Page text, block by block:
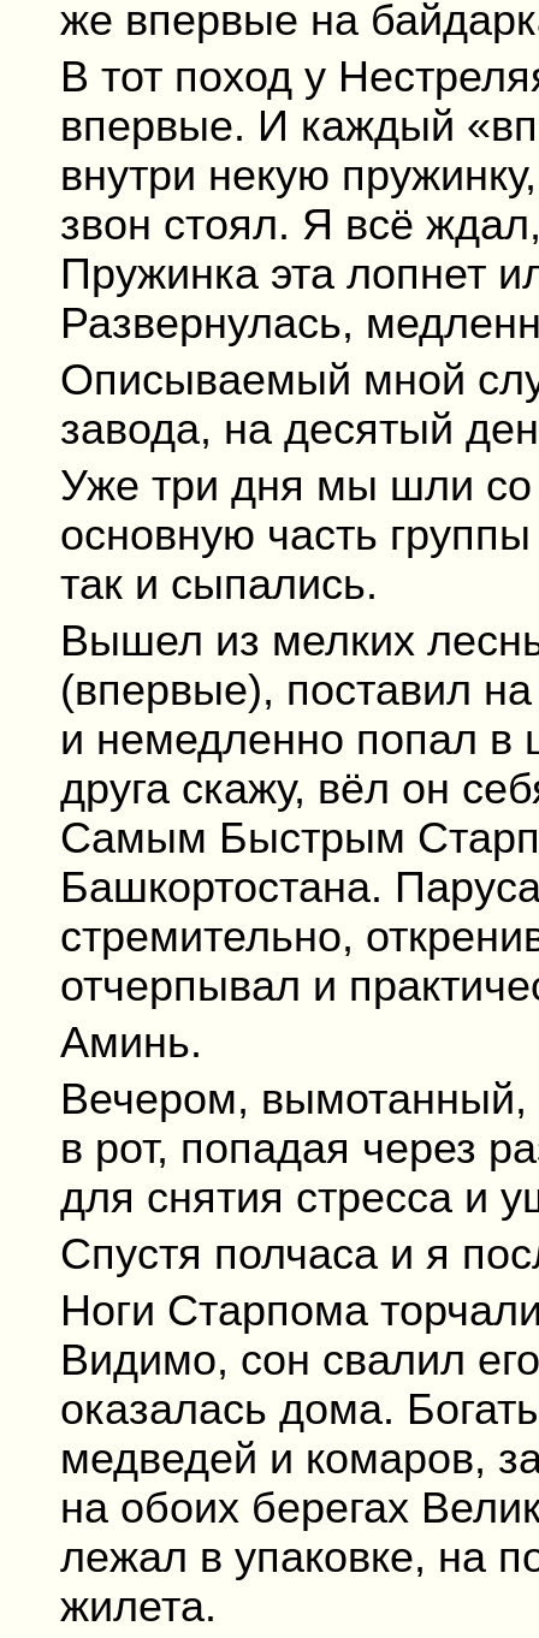
же впервые на
В тот поход у
впервые. И каждый
внутри некую
звон стоял. Я всё
Пружинка эта лопнет
Развернулась,
Описываемый мной
завода, на десятый
Уже три дня мы шли
основную часть
так и сыпались.
Вышел из мелких
(впервые), поставил
и немедленно попал в
друга скажу, вёл он
Самым Быстрым
Башкортостана.
стремительно,
отчерпывал и
Аминь.
Вечером, вымотанный,
в рот, попадая через
для снятия стресса и
Спустя полчаса и я
Ноги Старпома
Видимо, сон свалил
оказалась дома.
медведей и комаров,
на обоих берегах
лежал в упаковке, на
жилета.